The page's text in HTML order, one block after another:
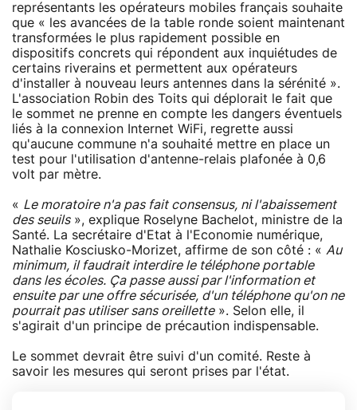
représentants les opérateurs mobiles français souhaite
que « les avancées de la table ronde soient maintenant
transformées le plus rapidement possible en
dispositifs concrets qui répondent aux inquiétudes de
certains riverains et permettent aux opérateurs
d'installer à nouveau leurs antennes dans la sérénité ».
L'association Robin des Toits qui déplorait le fait que
le sommet ne prenne en compte les dangers éventuels
liés à la connexion Internet WiFi, regrette aussi
qu'aucune commune n'a souhaité mettre en place un
test pour l'utilisation d'antenne-relais plafonée à 0,6
volt par mètre.
« Le moratoire n'a pas fait consensus, ni l'abaissement
des seuils», explique Roselyne Bachelot, ministre de la
Santé. La secrétaire d'Etat à l'Economie numérique,
Nathalie Kosciusko-Morizet, affirme de son côté : « Au
minimum, il faudrait interdire le téléphone portable
dans les écoles. Ça passe aussi par l'information et
ensuite par une offre sécurisée, d'un téléphone qu'on ne
pourrait pas utiliser sans oreillette». Selon elle, il
s'agirait d'un principe de précaution indispensable.
Le sommet devrait être suivi d'un comité. Reste à
savoir les mesures qui seront prises par l'état.